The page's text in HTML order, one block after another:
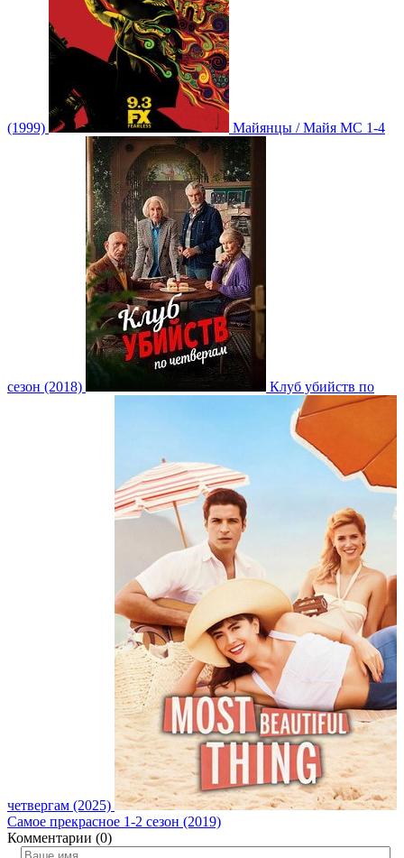
(1999) Майянцы / Майя МС 1-4
сезон (2018) Клуб убийств по
четвергам (2025)
Самое прекрасное 1-2 сезон (2019)
Комментарии (0)